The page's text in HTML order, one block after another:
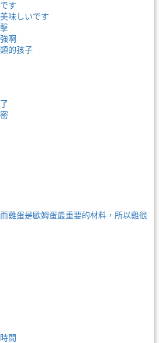
す
味しいです
啊
的孩子
雞蛋是歐姆蛋最重要的材料，所以雞很
間